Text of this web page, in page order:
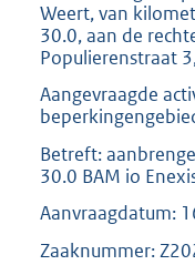
Weert, van
30.0, aan de
Populierenstraat
Aangevraagde
Betreft:
30.0 BAM io
Aanvraagdatum:
Zaaknummer: